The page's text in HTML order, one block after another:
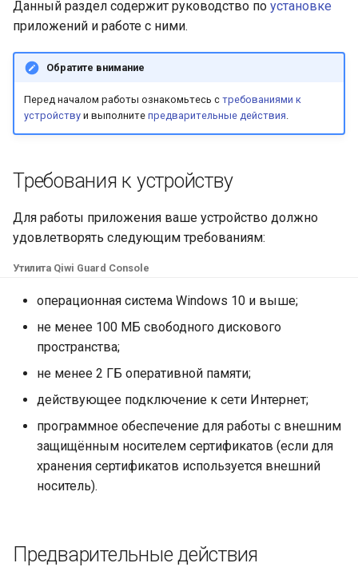
и
а
Оплата с формы
Платёжный токен
Уведомления
Данный раздел содержит руководство по установке
приложений и работе с ними.
Обратите внимание
Перед началом работы ознакомьтесь с требованиями к
устройствуи выполните предварительные действия.
Требования к устройству
Для работы приложения ваше устройство должно
удовлетворять следующим требованиям:
Утилита Qiwi Guard Console
операционная система Windows 10 и выше;
не менее 100 МБ свободного дискового
пространства;
не менее 2 ГБ оперативной памяти;
действующее подключение к сети Интернет;
программное обеспечение для работы с внешним
защищённым носителем сертификатов (если для
хранения сертификатов используется внешний
носитель).
Предварительные действия